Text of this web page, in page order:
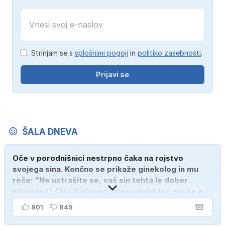
Strinjam se s splošnimi pogoji in politiko zasebnosti.
Prijavi se
ŠALA DNEVA
Oče v porodnišnici nestrpno čaka na rojstvo
svojega sina. Končno se prikaže ginekolog in mu
reče: "Ne ustrašite se, vaš sin tehta le dober
kilogram!" "Nič čudnega, gospod doktor, saj se z
ženo poznava šele tri mesece."
801 849